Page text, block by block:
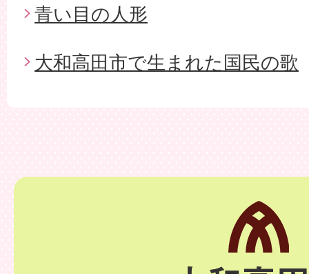
青い目の人形
大和高田市で生まれた国民の歌